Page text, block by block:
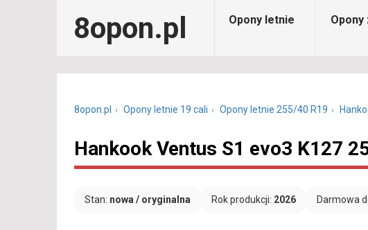
8opon.pl Opony letnie Opony
8opon.pl Opony letnie 19 cali Opony letnie 255/40 R19
Hankook Ventus S1 evo3 K127
Stan: nowa / oryginalna Rok produkcji: 2026 Darmowa